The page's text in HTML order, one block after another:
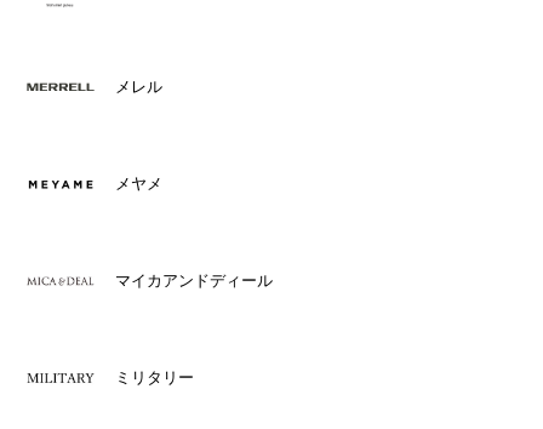
メレル
メヤメ
マイカアンドディール
ミリタリー